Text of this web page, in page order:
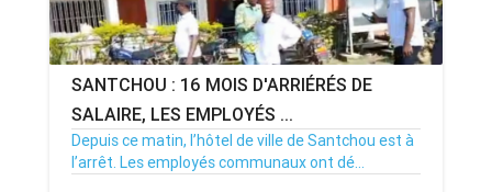
SANTCHOU : 16 MOIS D'ARRIÉRÉS DE
SALAIRE, LES EMPLOYÉS ...
Depuis ce matin, l’hôtel de ville de Santchou est à
l’arrêt. Les employés communaux ont dé...